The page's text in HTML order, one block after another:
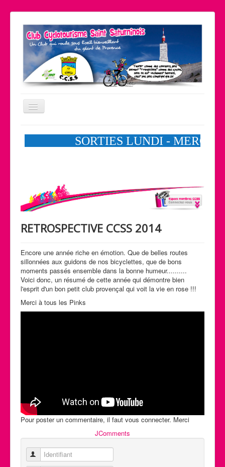
Basculer
Nos partenaires
Accueil
Calendrier des activités
Manifestations
Photos et Vidéos
RETROSPECTIVE CCSS 2014
Encore une année riche en émotion. Que de belles routes
sillonnées aux guidons de nos bicyclettes, que de bons
moments passés ensemble dans la bonne humeur..........
Voici donc, un résumé de cette année qui démontre bien
l'esprit d'un bon petit club provençal qui voit la vie en rose !!!
Merci à tous les Pinks
Pour poster un commentaire, il faut vous connecter. Merci
JComments
Identifiant